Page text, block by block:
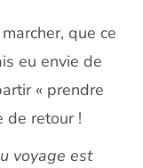
que ce
eu envie de
« prendre
de retour !
voyage est